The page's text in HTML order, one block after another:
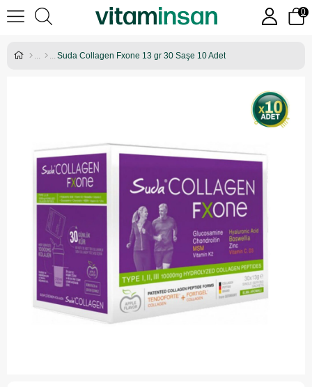
0
Suda Collagen Fxone 13 gr 30 Saşe 10 Adet